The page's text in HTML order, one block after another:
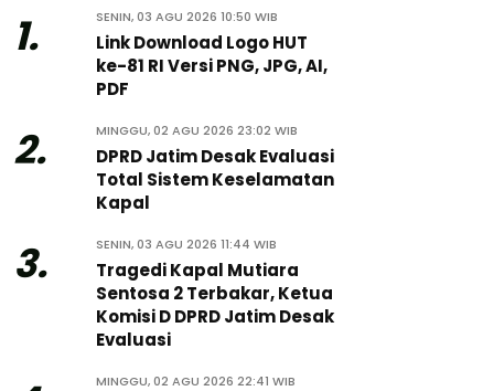
1. SENIN, 03 AGU 2026 10:50 WIB
Link Download Logo HUT
ke-81 RI Versi PNG, JPG, AI,
PDF
2. MINGGU, 02 AGU 2026 23:02 WIB
DPRD Jatim Desak Evaluasi
Total Sistem Keselamatan
Kapal
3. SENIN, 03 AGU 2026 11:44 WIB
Tragedi Kapal Mutiara
Sentosa 2 Terbakar, Ketua
Komisi D DPRD Jatim Desak
Evaluasi
MINGGU, 02 AGU 2026 22:41 WIB